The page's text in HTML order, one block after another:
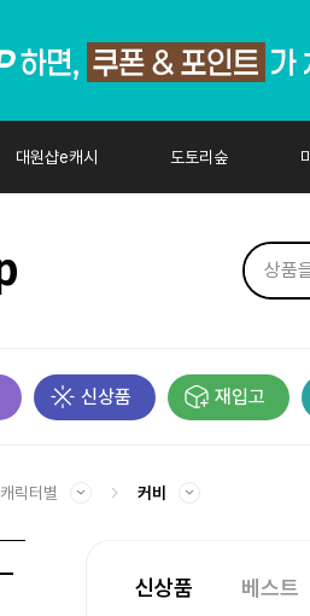
대원샵e캐시 도토리숲
신상품 재입고
캐릭터별 커비
신상품 베스트